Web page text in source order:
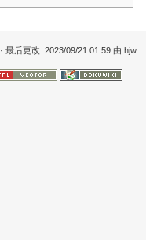
· 最后更改: 2023/09/21 01:59 由 hjw